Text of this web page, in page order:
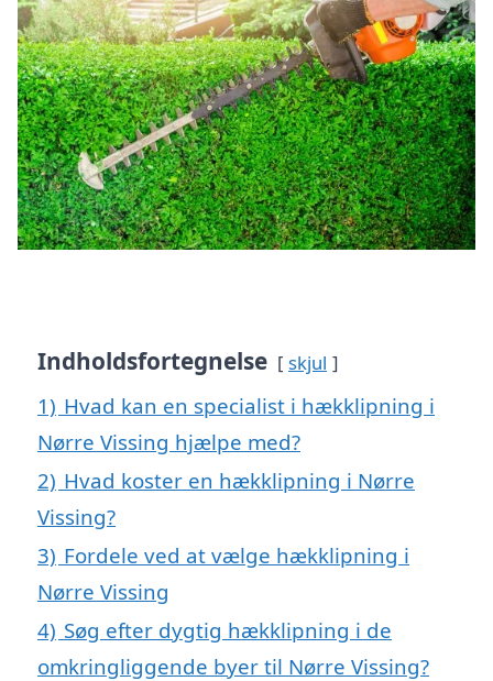
Indholdsfortegnelse skjul
1) Hvad kan en specialist i hækklipning i
Nørre Vissing hjælpe med?
2) Hvad koster en hækklipning i Nørre
Vissing?
3) Fordele ved at vælge hækklipning i
Nørre Vissing
4) Søg efter dygtig hækklipning i de
omkringliggende byer til Nørre Vissing?